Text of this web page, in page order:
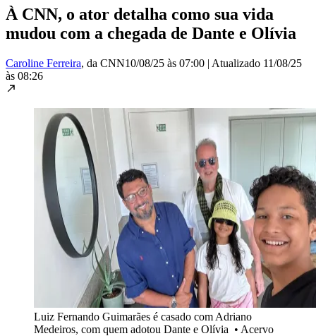
À CNN, o ator detalha como sua vida
mudou com a chegada de Dante e Olívia
Caroline Ferreira, da CNN10/08/25 às 07:00 | Atualizado 11/08/25
às 08:26
Luiz Fernando Guimarães é casado com Adriano
Medeiros, com quem adotou Dante e Olívia • Acervo